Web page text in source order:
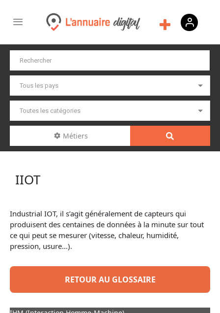
Métiers
IIOT
Industrial IOT, il s’agit généralement de capteurs qui
produisent des centaines de données à la minute sur tout
ce qui peut se mesurer (vitesse, chaleur, humidité,
pression, usure…).
RETOUR AU GLOSSAIRE